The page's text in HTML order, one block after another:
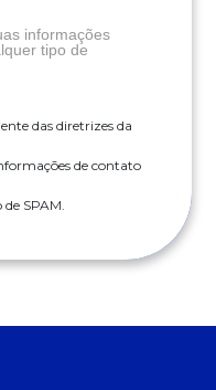
informações
tipo de
das diretrizes da
de contato
SPAM.